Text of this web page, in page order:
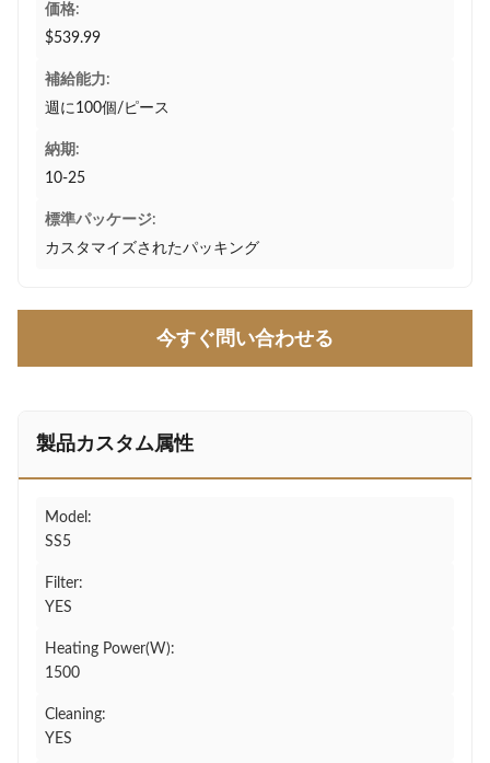
価格:
$539.99
補給能力:
週に100個/ピース
納期:
10-25
標準パッケージ:
カスタマイズされたパッキング
今すぐ問い合わせる
製品カスタム属性
Model:
SS5
Filter:
YES
Heating Power(W):
1500
Cleaning:
YES